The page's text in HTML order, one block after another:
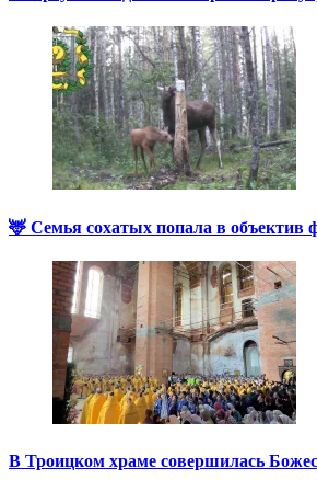
🦌 Семья сохатых попала в
В Троицком храме совершилась